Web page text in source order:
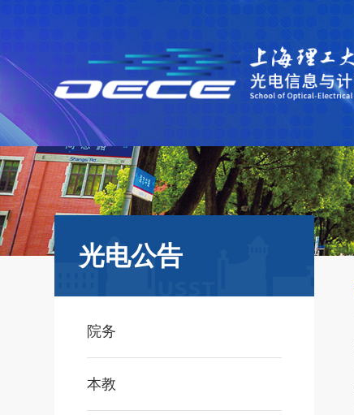
光电公告
院务
本教